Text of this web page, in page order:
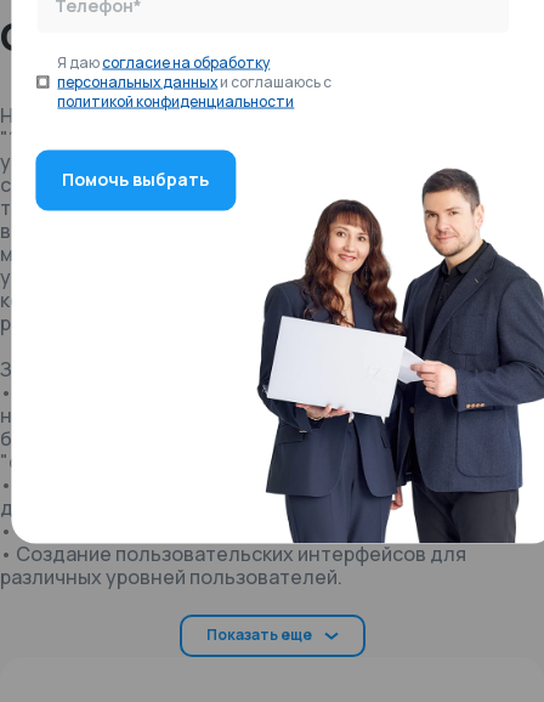
Описание внедрения
Нашей задачей была адаптация программного продукта
"1С:Управление холдингом 8" к потребностям
университета. Ранее финансовое планирование и
составление бюджета осуществлялось вручную в
таблицах, автоматизация этих задач уменьшила
временные затраты, снизила трудоемкость и
минимизировала вероятность ошибок. Новый подход
усовершенствовал анализ данных, позволил успешно
контролировать работу сотрудников и моделировать
различные сценарии.
Задачи, поставленные заказчиком:
• Организация планирования и бюджетирования,
начиная с общего финансового плана университета до
бюджетов подразделений с применением подходов
"снизу вверх" и "сверху вниз".
• Разработка множества альтернативных сценариев
для планирования.
• Осуществление контроля по принципу "план-факт".
• Создание пользовательских интерфейсов для
различных уровней пользователей.
другими системами, используемыми в университете.
Итоги реализации проектаПоказать еще
Я даюсогласие на обработку
персональных данныхи соглашаюсь с
политикой конфиденциальности